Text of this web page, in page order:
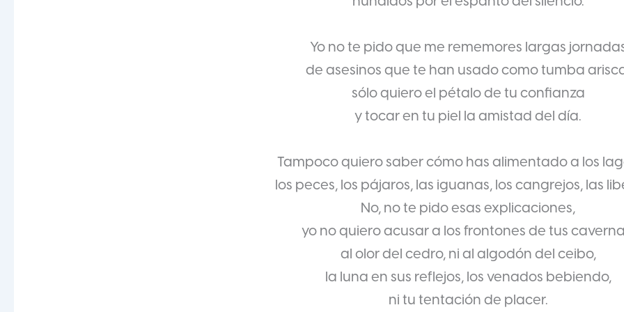
Yo no te pido que me rememores largas
de asesinos que te han usado como tumba
sólo quiero el pétalo de tu confianza
y tocar en tu piel la amistad del día.
Tampoco quiero saber cómo has alimentado a los
los peces, los pájaros, las iguanas, los cangrejos, las
No, no te pido esas explicaciones,
yo no quiero acusar a los frontones de tus
al olor del cedro, ni al algodón del ceibo,
la luna en sus reflejos, los venados bebiendo,
ni tu tentación de placer.